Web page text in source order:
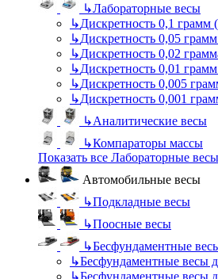
↳Лабораторные весы
↳Дискретность 0,1 грамм
↳Дискретность 0,05
↳Дискретность 0,02
↳Дискретность 0,01
↳Дискретность 0,005
↳Дискретность 0,001
↳Аналитические весы
↳Компараторы массы
Показать все Лабораторные весы
Автомобильные весы
↳Подкладные весы
↳Поосные весы
↳Бесфундаментные
↳Бесфундаментные весы
↳Бесфундаментные весы